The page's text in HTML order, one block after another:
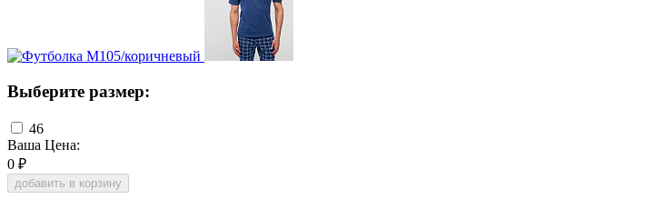
Выберите размер:
46
Ваша Цена:
0 ₽
добавить в корзину